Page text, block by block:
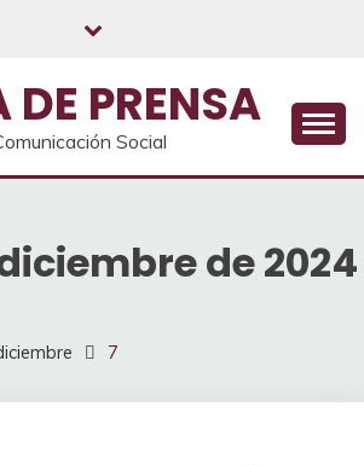
DE PRENSA
Social
de 2024
7